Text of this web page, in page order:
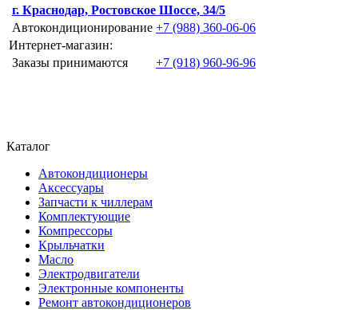
г. Краснодар, Ростовское Шоссе, 34/5
Автокондиционирование +7 (988) 360-06-06
Интернет-магазин:
Заказы принимаются
+7 (918) 960-96-96
Каталог
Автокондиционеры
Аксессуары
Запчасти к чиллерам
Комплектующие
Компрессоры
Крыльчатки
Масло
Электродвигатели
Электронные компоненты
Ремонт автокондиционеров